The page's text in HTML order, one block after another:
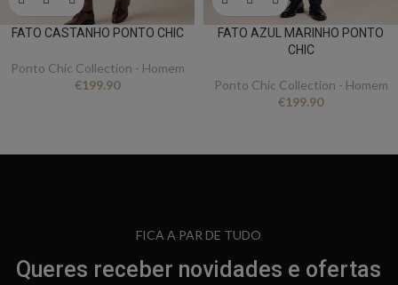
FATO CASTANHO PONTO CHIC
Ponto Chic Collection - Homem
€199.90
FATO AZUL MARINHO PONTO
CHIC
Ponto Chic Collection - Homem
€199.90
FICA A PAR DE TUDO
Queres receber novidades e ofertas